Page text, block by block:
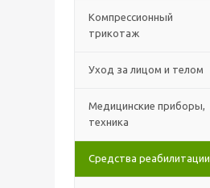
Компрессионный
трикотаж
Уход за лицом и телом
Медицинские приборы,
техника
Средства реабилитации